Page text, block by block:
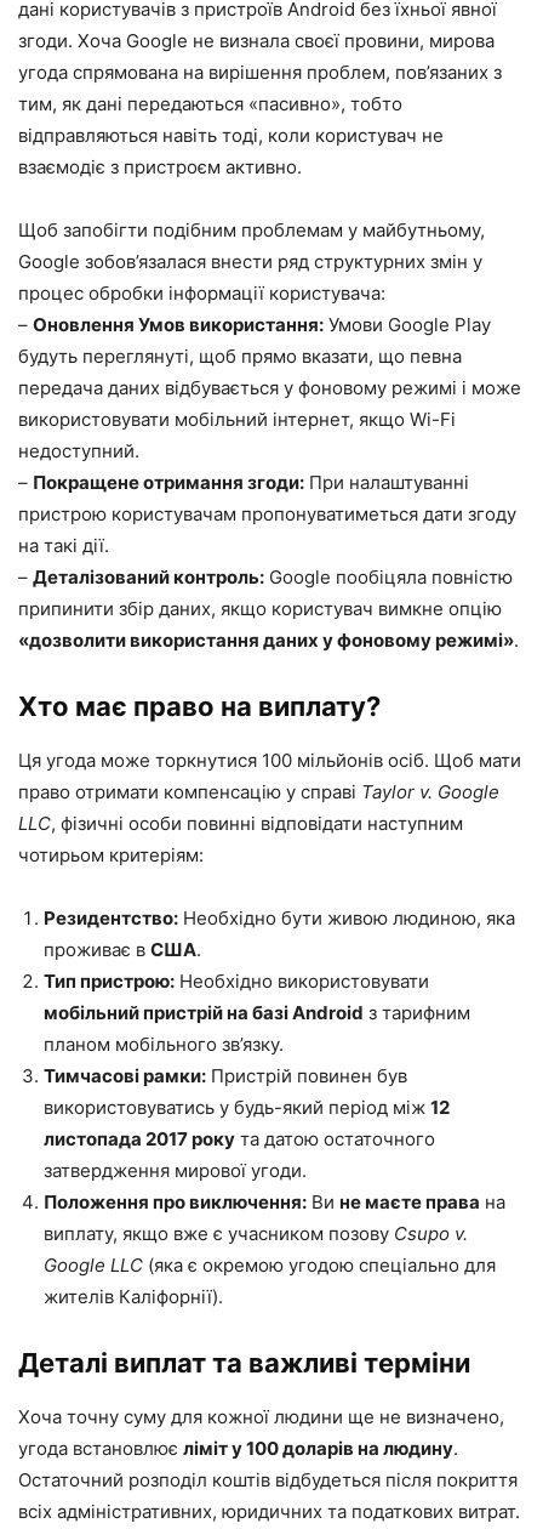
дані користувачів з пристроїв Android без їхньої явної
згоди. Хоча Google не визнала своєї провини, мирова
угода спрямована на вирішення проблем, пов’язаних з
тим, як дані передаються «пасивно», тобто
відправляються навіть тоді, коли користувач не
взаємодіє з пристроєм активно.
Щоб запобігти подібним проблемам у майбутньому,
Google зобов’язалася внести ряд структурних змін у
процес обробки інформації користувача:
– Оновлення Умов використання: Умови Google Play
будуть переглянуті, щоб прямо вказати, що певна
передача даних відбувається у фоновому режимі і може
використовувати мобільний інтернет, якщо Wi-Fi
недоступний.
– Покращене отримання згоди: При налаштуванні
пристрою користувачам пропонуватиметься дати згоду
на такі дії.
– Деталізований контроль: Google пообіцяла повністю
припинити збір даних, якщо користувач вимкне опцію
«дозволити використання даних у фоновому режимі».
Хто має право на виплату?
Ця угода може торкнутися 100 мільйонів осіб. Щоб мати
право отримати компенсацію у справі Taylor v. Google
LLC, фізичні особи повинні відповідати наступним
чотирьом критеріям:
Резидентство: Необхідно бути живою людиною, яка
проживає в США.
Тип пристрою: Необхідно використовувати
мобільний пристрій на базі Android з тарифним
планом мобільного зв’язку.
Тимчасові рамки: Пристрій повинен був
використовуватись у будь-який період між 12
листопада 2017 року та датою остаточного
затвердження мирової угоди.
Положення про виключення: Ви не маєте права на
виплату, якщо вже є учасником позову Csupo v.
Google LLC (яка є окремою угодою спеціально для
жителів Каліфорнії).
Деталі виплат та важливі терміни
Хоча точну суму для кожної людини ще не визначено,
угода встановлює ліміт у 100 доларів на людину.
Остаточний розподіл коштів відбудеться після покриття
всіх адміністративних, юридичних та податкових витрат.